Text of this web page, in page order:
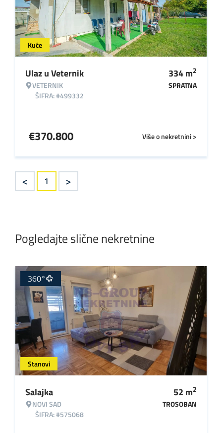
Kuće
Ulaz u Veternik
VETERNIK
ŠIFRA: #499332
334m2
SPRATNA
Više o nekretnini >
€370.800
< 1 >
Pogledajte slične nekretnine
Stanovi
360°
Salajka
NOVI SAD
ŠIFRA: #575068
52 m2
TROSOBAN